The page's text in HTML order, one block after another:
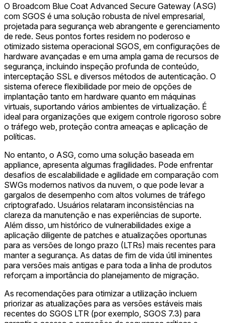
O Broadcom Blue Coat Advanced Secure Gateway (ASG)
com SGOS é uma solução robusta de nível empresarial,
projetada para segurança web abrangente e gerenciamento
de rede. Seus pontos fortes residem no poderoso e
otimizado sistema operacional SGOS, em configurações de
hardware avançadas e em uma ampla gama de recursos de
segurança, incluindo inspeção profunda de conteúdo,
interceptação SSL e diversos métodos de autenticação. O
sistema oferece flexibilidade por meio de opções de
implantação tanto em hardware quanto em máquinas
virtuais, suportando vários ambientes de virtualização. É
ideal para organizações que exigem controle rigoroso sobre
o tráfego web, proteção contra ameaças e aplicação de
políticas.
No entanto, o ASG, como uma solução baseada em
appliance, apresenta algumas fragilidades. Pode enfrentar
desafios de escalabilidade e agilidade em comparação com
SWGs modernos nativos da nuvem, o que pode levar a
gargalos de desempenho com altos volumes de tráfego
criptografado. Usuários relataram inconsistências na
clareza da manutenção e nas experiências de suporte.
Além disso, um histórico de vulnerabilidades exige a
aplicação diligente de patches e atualizações oportunas
para as versões de longo prazo (LTRs) mais recentes para
manter a segurança. As datas de fim de vida útil iminentes
para versões mais antigas e para toda a linha de produtos
reforçam a importância do planejamento de migração.
As recomendações para otimizar a utilização incluem
priorizar as atualizações para as versões estáveis mais
recentes do SGOS LTR (por exemplo, SGOS 7.3) para